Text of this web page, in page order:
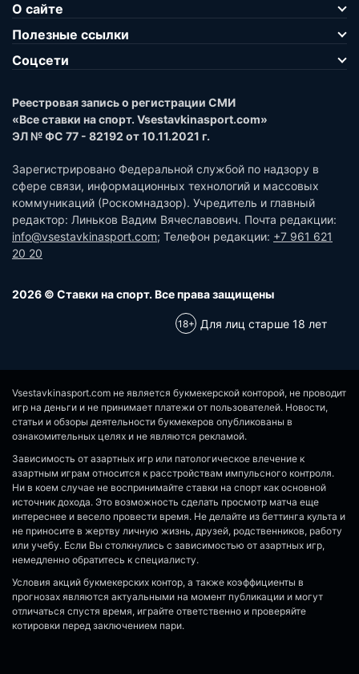
О сайте
Полезные ссылки
Соцсети
Реестровая запись о регистрации СМИ
«Все ставки на спорт. Vsestavkinasport.com»
ЭЛ № ФС 77 - 82192 от 10.11.2021 г.
Зарегистрировано Федеральной службой по надзору в
сфере связи, информационных технологий и массовых
коммуникаций (Роскомнадзор). Учредитель и главный
редактор: Линьков Вадим Вячеславович. Почта редакции:
info@vsestavkinasport.com; Телефон редакции: +7 961 621
20 20
2026 © Ставки на спорт. Все права защищены
Для лиц старше 18 лет
Vsestavkinasport.com не является букмекерской конторой, не проводит
игр на деньги и не принимает платежи от пользователей. Новости,
статьи и обзоры деятельности букмекеров опубликованы в
ознакомительных целях и не являются рекламой.
Зависимость от азартных игр или патологическое влечение к
азартным играм относится к расстройствам импульсного контроля.
Ни в коем случае не воспринимайте ставки на спорт как основной
источник дохода. Это возможность сделать просмотр матча еще
интереснее и весело провести время. Не делайте из беттинга культа и
не приносите в жертву личную жизнь, друзей, родственников, работу
или учебу. Если Вы столкнулись с зависимостью от азартных игр,
немедленно обратитесь к специалисту.
Условия акций букмекерских контор, а также коэффициенты в
прогнозах являются актуальными на момент публикации и могут
отличаться спустя время, играйте ответственно и проверяйте
котировки перед заключением пари.